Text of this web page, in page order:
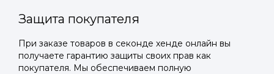
Защита покупателя
При заказе товаров в секонде хенде онлайн вы
получаете гарантию защиты своих прав как
покупателя. Мы обеспечиваем полную